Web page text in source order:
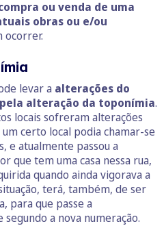
ou venda de uma
obras ou e/ou
ocorrer.
levar a alterações do
alteração da toponímia.
locais sofreram alterações
certo local podia chamar-se
e atualmente passou a
que tem uma casa nessa rua,
quando ainda vigorava a
terá, também, de ser
para que passe a
a nova numeração.